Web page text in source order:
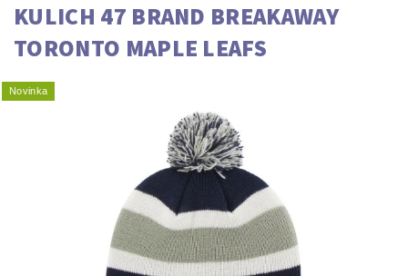
KULICH 47 BRAND BREAKAWAY
TORONTO MAPLE LEAFS
Novinka